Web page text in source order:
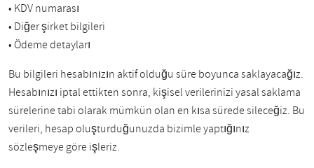
• KDV numarası
• Diğer şirket bilgileri
• Ödeme detayları
Bu bilgileri hesabınızın aktif olduğu süre boyunca saklayacağız.
Hesabınızı iptal ettikten sonra, kişisel verilerinizi yasal saklama
sürelerine tabi olarak mümkün olan en kısa sürede sileceğiz. Bu
verileri, hesap oluşturduğunuzda bizimle yaptığınız
sözleşmeye göre işleriz.